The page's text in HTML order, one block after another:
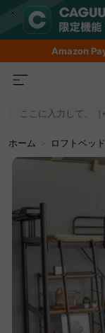
期間限
ここに入力して、
ホーム ロフトベッド